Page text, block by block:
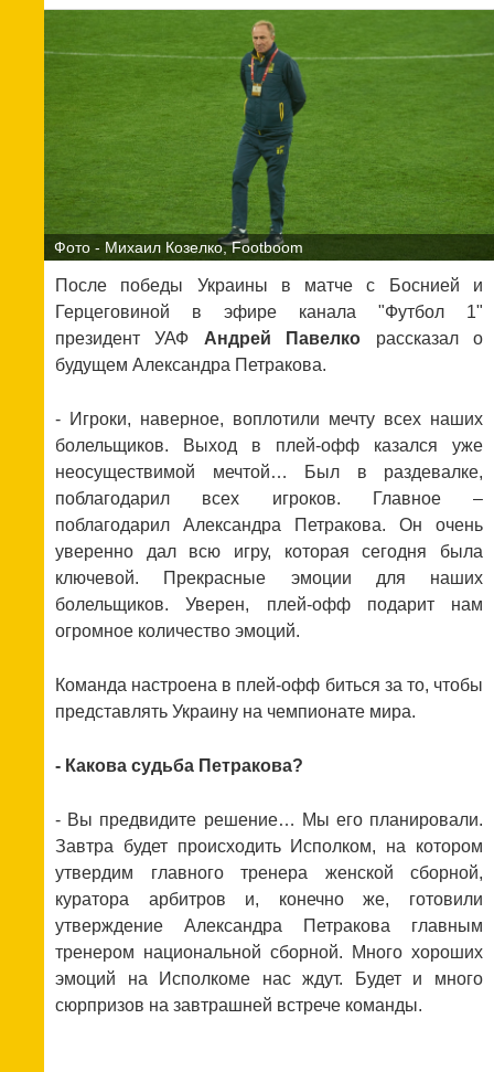
Фото - Михаил Козелко, Footboom
После победы Украины в матче с Боснией и
Герцеговиной в эфире канала "Футбол 1"
президент УАФ Андрей Павелко рассказал о
будущем Александра Петракова.
- Игроки, наверное, воплотили мечту всех наших
болельщиков. Выход в плей-офф казался уже
неосуществимой мечтой… Был в раздевалке,
поблагодарил всех игроков. Главное –
поблагодарил Александра Петракова. Он очень
уверенно дал всю игру, которая сегодня была
ключевой. Прекрасные эмоции для наших
болельщиков. Уверен, плей-офф подарит нам
огромное количество эмоций.
Команда настроена в плей-офф биться за то, чтобы
представлять Украину на чемпионате мира.
- Какова судьба Петракова?
- Вы предвидите решение… Мы его планировали.
Завтра будет происходить Исполком, на котором
утвердим главного тренера женской сборной,
куратора арбитров и, конечно же, готовили
утверждение Александра Петракова главным
тренером национальной сборной. Много хороших
эмоций на Исполкоме нас ждут. Будет и много
сюрпризов на завтрашней встрече команды.